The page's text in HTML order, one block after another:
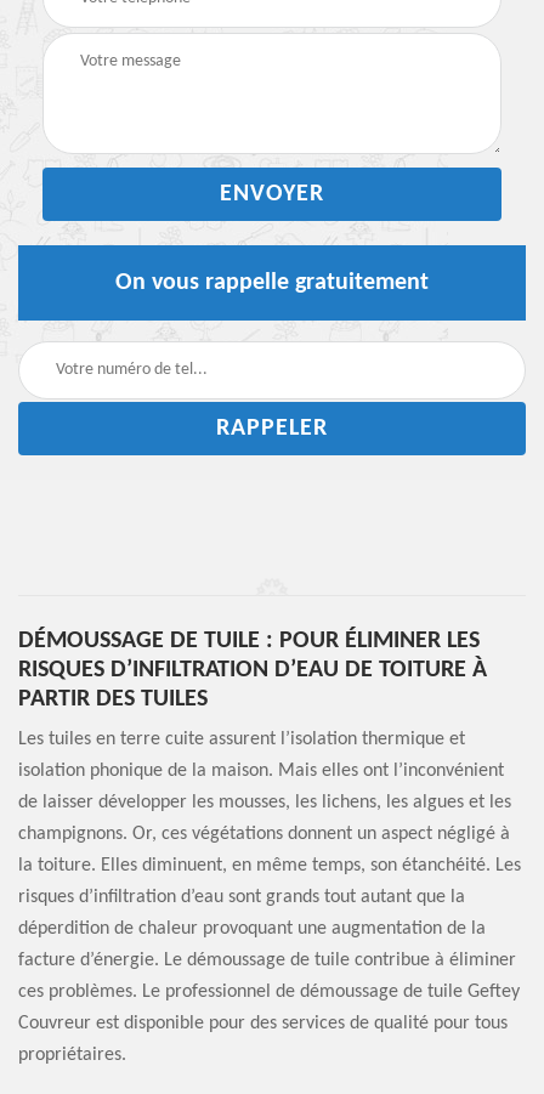
On vous rappelle gratuitement
DÉMOUSSAGE DE TUILE : POUR ÉLIMINER LES
RISQUES D’INFILTRATION D’EAU DE TOITURE À
PARTIR DES TUILES
Les tuiles en terre cuite assurent l’isolation thermique et
isolation phonique de la maison. Mais elles ont l’inconvénient
de laisser développer les mousses, les lichens, les algues et les
champignons. Or, ces végétations donnent un aspect négligé à
la toiture. Elles diminuent, en même temps, son étanchéité. Les
risques d’infiltration d’eau sont grands tout autant que la
déperdition de chaleur provoquant une augmentation de la
facture d’énergie. Le démoussage de tuile contribue à éliminer
ces problèmes. Le professionnel de démoussage de tuile Geftey
Couvreur est disponible pour des services de qualité pour tous
propriétaires.